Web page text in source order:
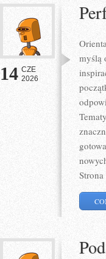
14 CZE
2026
myślą